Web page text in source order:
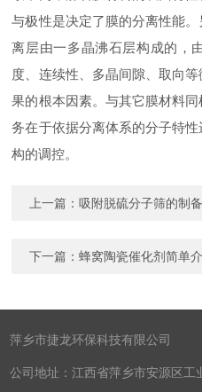
与极性是决定了膜的分离性能
离层由一多晶沸石层构成的，
度、连续性、多晶间隙、取向
果的根本因素。与其它膜材料
务在于依据分离体系的分子特
构的调控。
上一篇：吸附脱硫分子筛的制
下一篇：蜂窝陶瓷催化剂简单
萍乡市捷龙环保科技有限公司
公司地址：江西省萍乡市安源区